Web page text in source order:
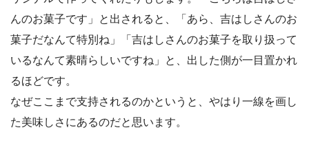
んのお菓子です」と出されると、「あら、吉はしさんのお
菓子だなんて特別ね」「吉はしさんのお菓子を取り扱って
いるなんて素晴らしいですね」と、出した側が一目置かれ
るほどです。
なぜここまで支持されるのかというと、やはり一線を画し
た美味しさにあるのだと思います。